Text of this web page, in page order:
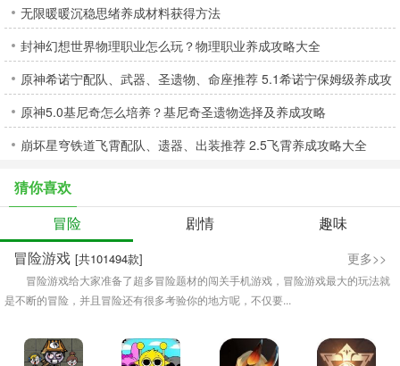
无限暖暖沉稳思绪养成材料获得方法
封神幻想世界物理职业怎么玩？物理职业养成攻略大全
原神希诺宁配队、武器、圣遗物、命座推荐 5.1希诺宁保姆级养成攻
略
原神5.0基尼奇怎么培养？基尼奇圣遗物选择及养成攻略
崩坏星穹铁道飞霄配队、遗器、出装推荐 2.5飞霄养成攻略大全
猜你喜欢
冒险
剧情
趣味
冒险游戏 [共101494款] 更多>>
冒险游戏给大家准备了超多冒险题材的闯关手机游戏，冒险游戏最大的玩法就
是不断的冒险，并且冒险还有很多考验你的地方呢，不仅要...